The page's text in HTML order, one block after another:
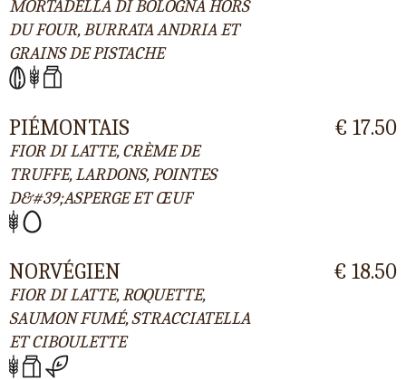
MORTADELLA DI BOLOGNA HORS
DU FOUR, BURRATA ANDRIA ET
GRAINS DE PISTACHE
PIÉMONTAIS
FIOR DI LATTE, CRÈME DE
TRUFFE, LARDONS, POINTES
D&#39;ASPERGE ET ŒUF
€ 17.50
NORVÉGIEN
FIOR DI LATTE, ROQUETTE,
SAUMON FUMÉ, STRACCIATELLA
ET CIBOULETTE
€ 18.50